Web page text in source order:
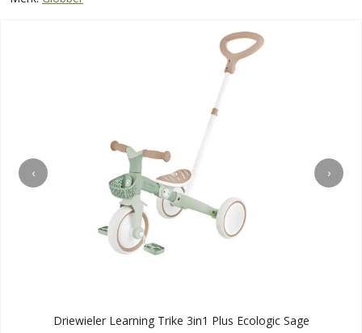
‹ ›
Driewieler Learning Trike 3in1 Plus Ecologic Sage